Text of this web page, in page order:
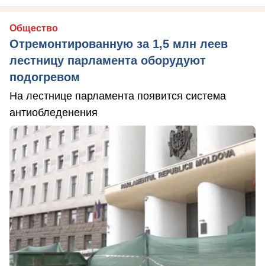
Общество
Отремонтированную за 1,5 млн леев
лестницу парламента оборудуют
подогревом
На лестнице парламента появится система
антиобледенения